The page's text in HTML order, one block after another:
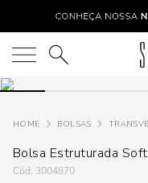
O que você está
BOLSAS
Bolsa Estruturada
: 3004870